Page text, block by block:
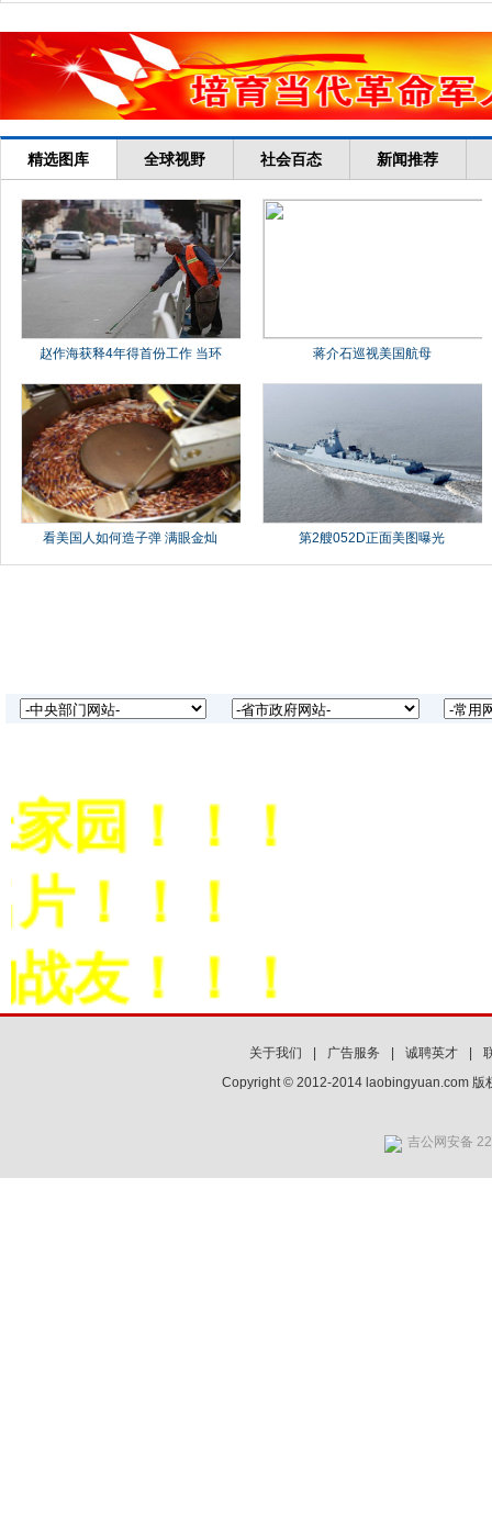
！！！
！！
！！！
关于我们 广告服务 诚聘英才
Copyright © 2012-2014 laobingyuan.com 版
吉公网安备